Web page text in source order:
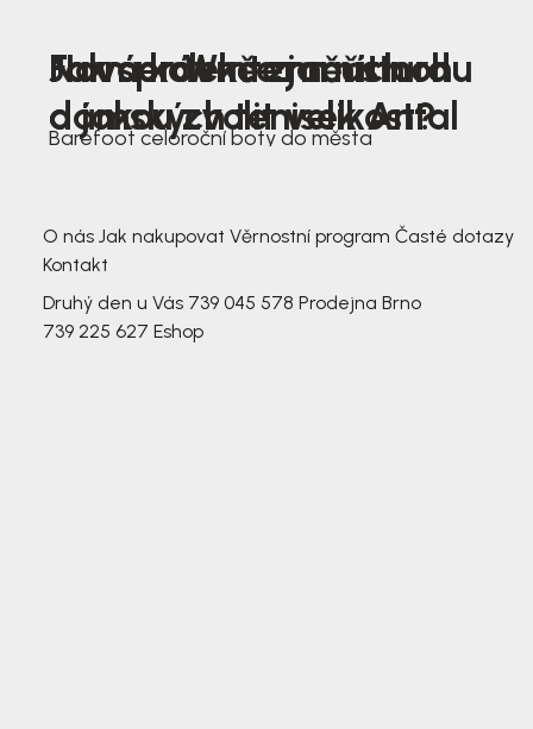
Nová kolekce jarních
dámských tenisek Antal
Jak správně změřit nohu
a jakou zvolit velikost?
Farmer Winter mustard
Barefoot celoroční boty do města
O nás Jak nakupovat Věrnostní program Časté dotazy
Kontakt
Druhý den u Vás 739 045 578 Prodejna Brno
739 225 627 Eshop